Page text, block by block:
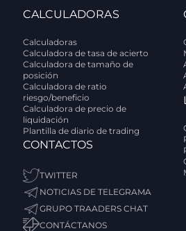
CALCULADORAS
Calculadoras
Calculadora de tasa de acierto
Calculadora de tamaño de
posición
Calculadora de ratio
riesgo/beneficio
Calculadora de precio de
liquidación
Plantilla de diario de trading
CONTACTOS
TWITTER
NOTICIAS DE TELEGRAMA
GRUPO TRAADERS CHAT
CONTÁCTANOS